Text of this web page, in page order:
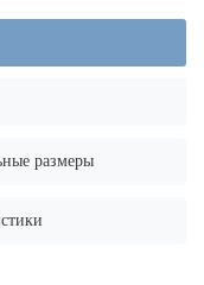
размеры